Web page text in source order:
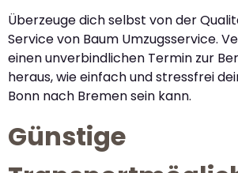
Überzeuge dich selbst von der
Service von Baum Umzugsservice.
einen unverbindlichen Termin zur
heraus, wie einfach und stressfrei
Bonn nach Bremen sein kann.
Günstige